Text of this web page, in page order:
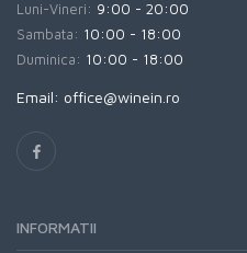
Luni-Vineri: 9:00 - 20:00
Sambata: 10:00 - 18:00
Duminica: 10:00 - 18:00
Email: office@winein.ro
INFORMATII